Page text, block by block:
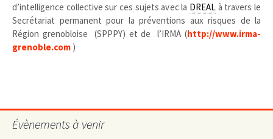
d’intelligence collective sur ces sujets avec la DREALà travers le
Secrétariat permanent pour la préventions aux risques de la
Région grenobloise (SPPPY) et de l’IRMA (http://www.irma-
grenoble.com )
Évènements à venir